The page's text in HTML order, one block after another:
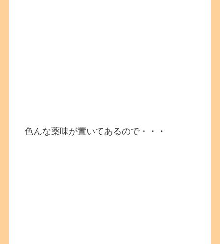
色んな薬味が置いてあるので・・・